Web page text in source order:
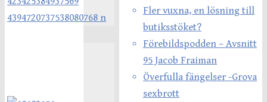
Fler vuxna, en lösning till
butiksstöket?
Förebildspodden – Avsnitt
95 Jacob Fraiman
Överfulla fängelser -Grova
sexbrott